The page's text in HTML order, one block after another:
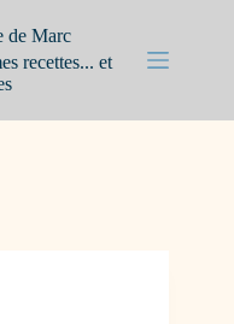
de Marc
recettes... et